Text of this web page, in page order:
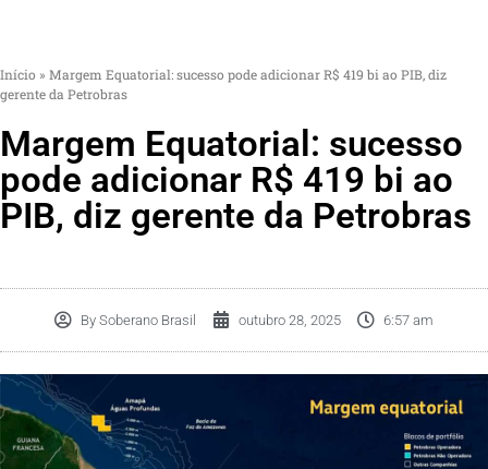
Início » Margem Equatorial: sucesso pode adicionar R$ 419 bi ao PIB, diz
gerente da Petrobras
Margem Equatorial: sucesso
pode adicionar R$ 419 bi ao
PIB, diz gerente da Petrobras
By Soberano Brasil outubro 28, 2025 6:57 am